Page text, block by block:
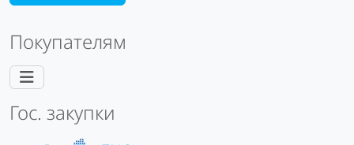
Покупателям
Гос. закупки